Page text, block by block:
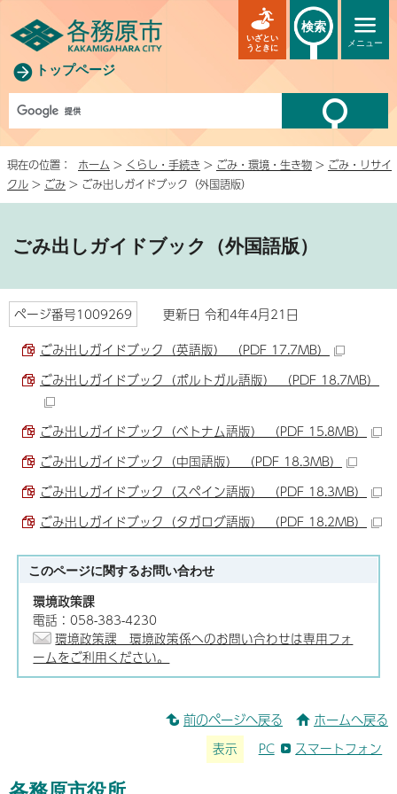
トップページ
メニュー
いざとい
うときに
検索
現在の位置： ホーム > くらし・手続き > ごみ・環境・生き物 > ごみ・リサイ
クル > ごみ > ごみ出しガイドブック（外国語版）
ごみ出しガイドブック（外国語版）
ページ番号1009269
更新日 令和4年4月21日
ごみ出しガイドブック（英語版） （PDF 17.7MB）
ごみ出しガイドブック（ポルトガル語版） （PDF 18.7MB）
ごみ出しガイドブック（ベトナム語版） （PDF 15.8MB）
ごみ出しガイドブック（中国語版） （PDF 18.3MB）
ごみ出しガイドブック（スペイン語版） （PDF 18.3MB）
ごみ出しガイドブック（タガログ語版） （PDF 18.2MB）
このページに関するお問い合わせ
環境政策課
電話：058-383-4230
環境政策課 環境政策係へのお問い合わせは専用フォ
ームをご利用ください。
前のページへ戻る ホームへ戻る
表示 PC スマートフォン